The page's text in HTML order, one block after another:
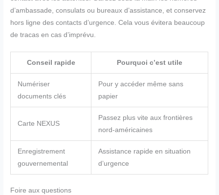
d’ambassade, consulats ou bureaux d’assistance, et conservez
hors ligne des contacts d’urgence. Cela vous évitera beaucoup
de tracas en cas d’imprévu.
Conseil rapide Pourquoi c’est utile
Numériser
documents clés
Pour y accéder même sans
papier
Carte NEXUS
Passez plus vite aux frontières
nord-américaines
Enregistrement
gouvernemental
Assistance rapide en situation
d’urgence
Foire aux questions